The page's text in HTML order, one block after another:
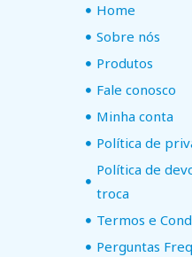
Home
Sobre nós
Produtos
Fale conosco
Minha conta
Política de
Política de
troca
Termos e
Perguntas